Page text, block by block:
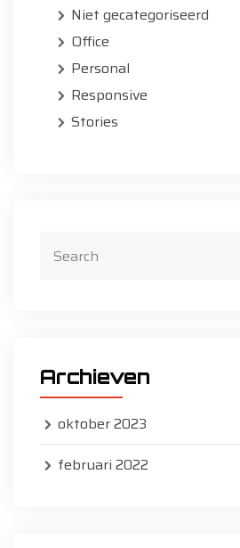
Niet gecategoriseerd
Office
Personal
Responsive
Stories
Archieven
oktober 2023
februari 2022